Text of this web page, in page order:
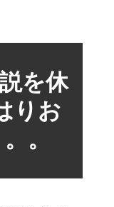
を休
りお
。